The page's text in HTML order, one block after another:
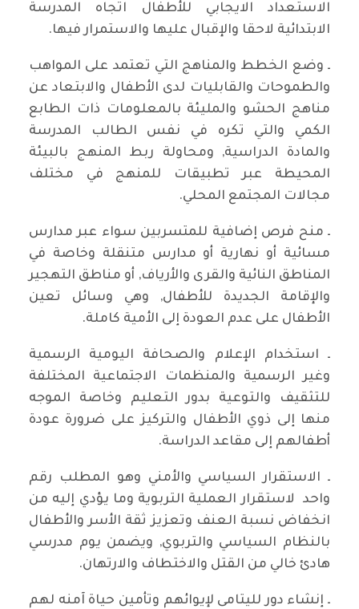
الاستعداد الايجابي للأطفال اتجاه المدرسة
الابتدائية لاحقا والإقبال عليها والاستمرار فيها.
ـ وضع الخطط والمناهج التي تعتمد على المواهب
والطموحات والقابليات لدى الأطفال والابتعاد عن
مناهج الحشو والمليئة بالمعلومات ذات الطابع
الكمي والتي تكره في نفس الطالب المدرسة
والمادة الدراسية, ومحاولة ربط المنهج بالبيئة
المحيطة عبر تطبيقات للمنهج في مختلف
مجالات المجتمع المحلي.
ـ منح فرص إضافية للمتسربين سواء عبر مدارس
مسائية أو نهارية أو مدارس متنقلة وخاصة في
المناطق النائية والقرى والأرياف, أو مناطق التهجير
والإقامة الجديدة للأطفال, وهي وسائل تعين
الأطفال على عدم العودة إلى الأمية كاملة.
ـ استخدام الإعلام والصحافة اليومية الرسمية
وغير الرسمية والمنظمات الاجتماعية المختلفة
للتثقيف والتوعية بدور التعليم وخاصة الموجه
منها إلى ذوي الأطفال والتركيز على ضرورة عودة
أطفالهم إلى مقاعد الدراسة.
ـ الاستقرار السياسي والأمني وهو المطلب رقم
واحد لاستقرار العملية التربوية وما يؤدي إليه من
انخفاض نسبة العنف وتعزيز ثقة الأسر والأطفال
بالنظام السياسي والتربوي, ويضمن يوم مدرسي
هادئ خالي من القتل والاختطاف والارتهان.
ـ إنشاء دور لليتامى لإيوائهم وتأمين حياة آمنه لهم